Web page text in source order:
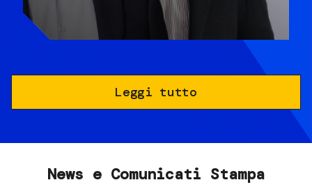
Leggi tutto
News e Comunicati Stampa